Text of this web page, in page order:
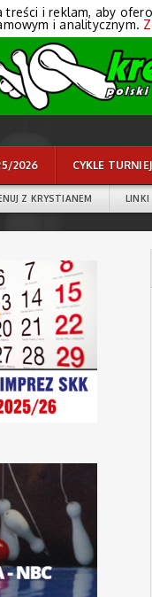
2026 CYKLE
Z KRYSTIANEM LINKI
i reklam, aby
i analitycznym.